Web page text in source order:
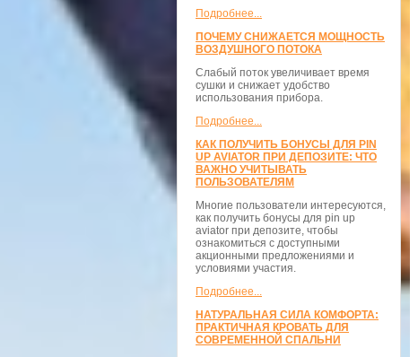
Подробнее...
ПОЧЕМУ СНИЖАЕТСЯ МОЩНОСТЬ
ВОЗДУШНОГО ПОТОКА
Слабый поток увеличивает время
сушки и снижает удобство
использования прибора.
Подробнее...
КАК ПОЛУЧИТЬ БОНУСЫ ДЛЯ PIN
UP AVIATOR ПРИ ДЕПОЗИТЕ: ЧТО
ВАЖНО УЧИТЫВАТЬ
ПОЛЬЗОВАТЕЛЯМ
Многие пользователи интересуются,
как получить бонусы для pin up
aviator при депозите, чтобы
ознакомиться с доступными
акционными предложениями и
условиями участия.
Подробнее...
НАТУРАЛЬНАЯ СИЛА КОМФОРТА:
ПРАКТИЧНАЯ КРОВАТЬ ДЛЯ
СОВРЕМЕННОЙ СПАЛЬНИ